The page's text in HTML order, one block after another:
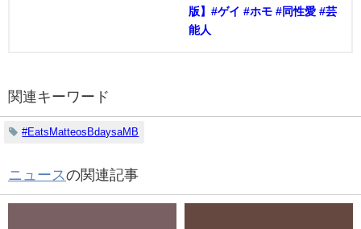
版】#ゲイ #ホモ #同性愛 #芸
能人
関連キーワード
#EatsMatteosBdaysaMB
ニュースの関連記事